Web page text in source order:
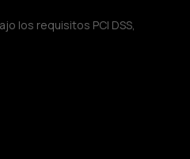
los requisitos PCI DSS,